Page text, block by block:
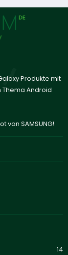
Produkte mit
Android
von SAMSUNG!
14